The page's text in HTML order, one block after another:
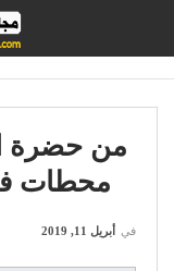
محطات
في أبريل 11, 2019